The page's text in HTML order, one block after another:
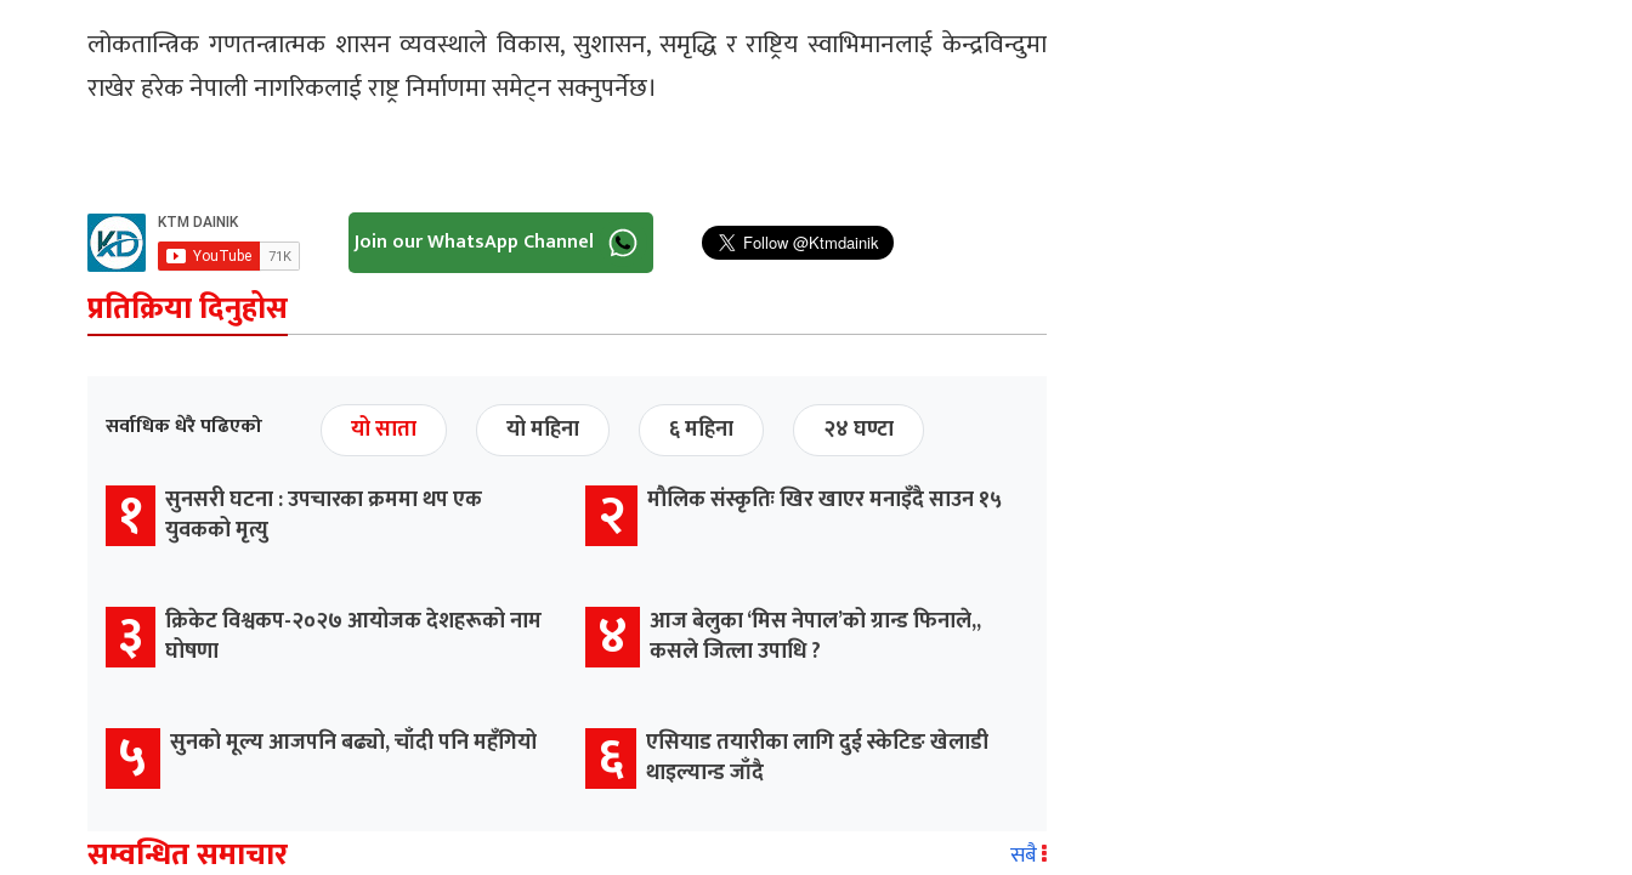
लोकतान्त्रिक गणतन्त्रात्मक शासन व्यवस्थाले विकास, सुशासन, समृद्धि र राष्ट्रिय स्वाभिमानलाई केन्द्रविन्दुमा
राखेर हरेक नेपाली नागरिकलाई राष्ट्र निर्माणमा समेट्न सक्नुपर्नेछ।
Join our WhatsApp Channel
प्रतिक्रिया दिनुहोस
सर्वाधिक धेरै पढिएको यो साता यो महिना ६ महिना २४ घण्टा
१
सुनसरी घटना : उपचारका क्रममा थप एक
युवकको मृत्यु
२ मौलिक संस्कृतिः खिर खाएर मनाइँदै साउन १५
३
क्रिकेट विश्वकप-२०२७ आयोजक देशहरूको नाम
घोषणा
४
आज बेलुका ‘मिस नेपाल’को ग्रान्ड फिनाले,,
कसले जित्ला उपाधि ?
५ सुनको मूल्य आजपनि बढ्यो, चाँदी पनि महँगियो ६ एसियाड तयारीका लागि दुई स्केटिङ खेलाडी
थाइल्यान्ड जाँदै
सम्वन्धित समाचार सबै